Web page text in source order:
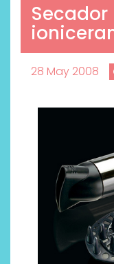
28 May 2008